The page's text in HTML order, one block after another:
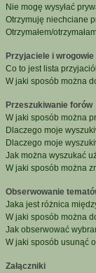
Nie mogę wysyłać
Otrzymuję niechciane
Otrzymałem/
Przyjaciele i wrogowie
Co to jest lista
W jaki sposób można
Przeszukiwanie forów
W jaki sposób można
Dlaczego moje
Dlaczego moje
Jak można wyszukać
W jaki sposób można
Obserwowanie
Jaka jest różnica
W jaki sposób można
Jak obserwować
W jaki sposób usunąć
Załączniki